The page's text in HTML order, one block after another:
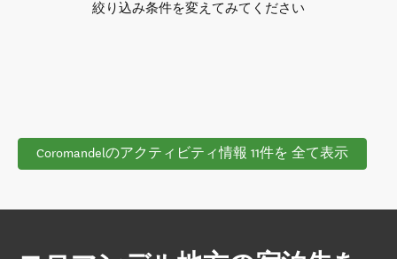
絞り込み条件を変えてみてください
Coromandelのアクティビティ情報 11件を 全て表示